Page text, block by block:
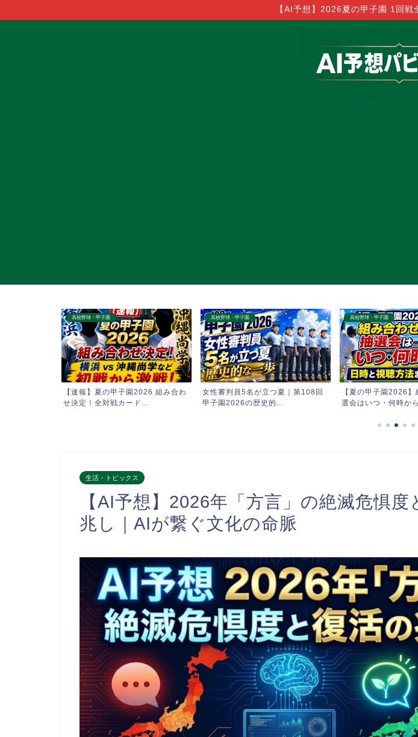
【AI予想】2026夏の甲子園 1回
高校野球・甲子園
【速報】夏の甲子園2026 組み合わ
せ決定！全対戦カード...
高校野球・甲子園
女性審判員5名が立つ夏｜第108回
甲子園2026の歴史的...
高校野球・甲子園
【夏の甲子園2026
選会はいつ・何時か
生活・トピックス
【AI予想】2026年「方言」の絶滅危惧度
兆し｜AIが繋ぐ文化の命脈